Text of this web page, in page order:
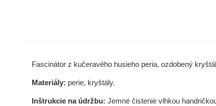
Fascinátor z kučeravého husieho peria, ozdobený
Materiály: perie, kryštály.
Inštrukcie na údržbu: Jemné čistenie vlhkou